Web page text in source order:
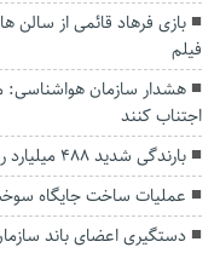
بازی فرهاد قائمی از سالن
فیلم
هشدار سازمان هواشناسی:
اجتناب کنند
بارندگی شدید ۴۸۸ میلیارد ریال به آزادشهر خسارت زد
عملیات ساخت جایگاه
دستگیری اعضای باند